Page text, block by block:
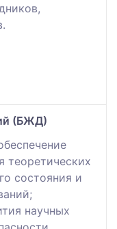
(БЖД)
теоретических
состояния и
научных